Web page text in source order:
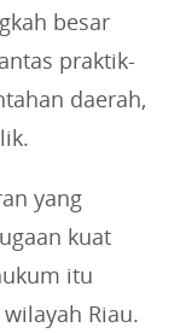
besar
praktik-
daerah,
yang
kuat
itu
Riau.